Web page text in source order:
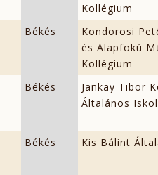
Kollégium
Békés
Kondorosi
és Alapfokú
Kollégium
Békés
Jankay Tibor
Általános
Békés Kis Bálint